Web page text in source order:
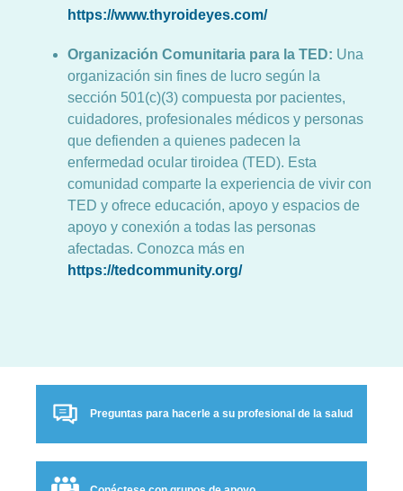
https://www.thyroideyes.com/
Organización Comunitaria para la TED: Una
organización sin fines de lucro según la
sección 501(c)(3) compuesta por pacientes,
cuidadores, profesionales médicos y personas
que defienden a quienes padecen la
enfermedad ocular tiroidea (TED). Esta
comunidad comparte la experiencia de vivir con
TED y ofrece educación, apoyo y espacios de
apoyo y conexión a todas las personas
afectadas. Conozca más en
https://tedcommunity.org/
Preguntas para hacerle a su profesional de la salud